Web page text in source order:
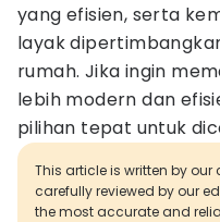
yang efisien, serta
layak
rumah. Jika ingin
lebih modern dan
pilihan tepat untuk
This article is written by
carefully reviewed by our
the most accurate and